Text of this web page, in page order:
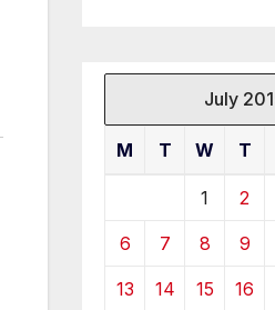
July
M T W T
1 2
6 7 8 9
13 14 15 16